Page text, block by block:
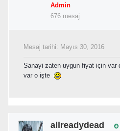
Admin
676 mesaj
Mesaj tarihi: Mayıs 30, 2016
Sanayi zaten uygun fiyat için var
var o işte
allreadydead